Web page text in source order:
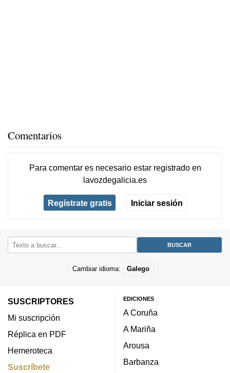
Comentarios
Para comentar es necesario estar registradoen
lavozdegalicia.es
Regístrate gratis Iniciar sesión
Cambiar idioma: Galego
SUSCRIPTORES
Mi suscripción
Réplica en PDF
Hemeroteca
Suscríbete
EDICIONES
A Coruña
A Mariña
Arousa
Barbanza